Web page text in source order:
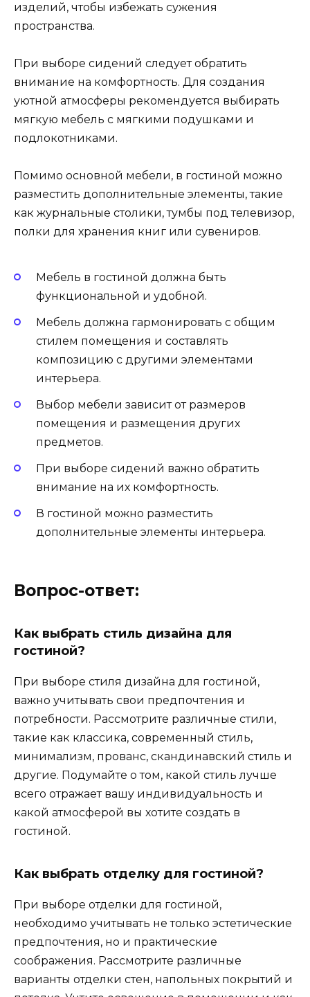
изделий, чтобы избежать сужения
пространства.
При выборе сидений следует обратить
внимание на комфортность. Для создания
уютной атмосферы рекомендуется выбирать
мягкую мебель с мягкими подушками и
подлокотниками.
Помимо основной мебели, в гостиной можно
разместить дополнительные элементы, такие
как журнальные столики, тумбы под телевизор,
полки для хранения книг или сувениров.
Мебель в гостиной должна быть
функциональной и удобной.
Мебель должна гармонировать с общим
стилем помещения и составлять
композицию с другими элементами
интерьера.
Выбор мебели зависит от размеров
помещения и размещения других
предметов.
При выборе сидений важно обратить
внимание на их комфортность.
В гостиной можно разместить
дополнительные элементы интерьера.
Вопрос-ответ:
Как выбрать стиль дизайна для
гостиной?
При выборе стиля дизайна для гостиной,
важно учитывать свои предпочтения и
потребности. Рассмотрите различные стили,
такие как классика, современный стиль,
минимализм, прованс, скандинавский стиль и
другие. Подумайте о том, какой стиль лучше
всего отражает вашу индивидуальность и
какой атмосферой вы хотите создать в
гостиной.
Как выбрать отделку для гостиной?
При выборе отделки для гостиной,
необходимо учитывать не только эстетические
предпочтения, но и практические
соображения. Рассмотрите различные
варианты отделки стен, напольных покрытий и